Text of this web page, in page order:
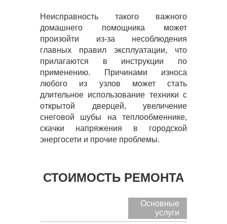
Неисправность такого важного
домашнего помощника может
произойти из-за несоблюдения
главных правил эксплуатации, что
прилагаются в инструкции по
применению. Причинами износа
любого из узлов может стать
длительное использование техники с
открытой дверцей, увеличение
снеговой шубы на теплообменнике,
скачки напряжения в городской
энергосети и прочие проблемы.
СТОИМОСТЬ РЕМОНТА
Основные
услуги